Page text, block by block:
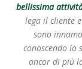
bellissima
lega il cliente
sono
conoscendo lo
ancor di più